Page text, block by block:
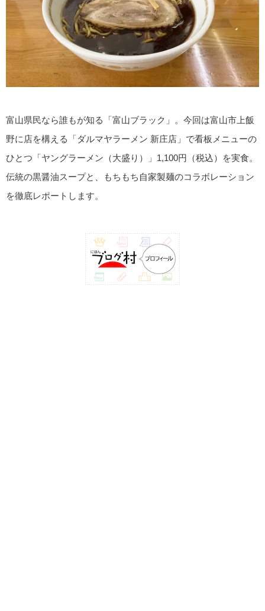
富山県民なら誰もが知る「富山ブラック」。今回は富山市上飯
野に店を構える「ダルマヤラーメン 新庄店」で看板メニューの
ひとつ「ヤングラーメン（大盛り）」1,100円（税込）を実食。
伝統の黒醤油スープと、もちもち自家製麺のコラボレーション
を徹底レポートします。